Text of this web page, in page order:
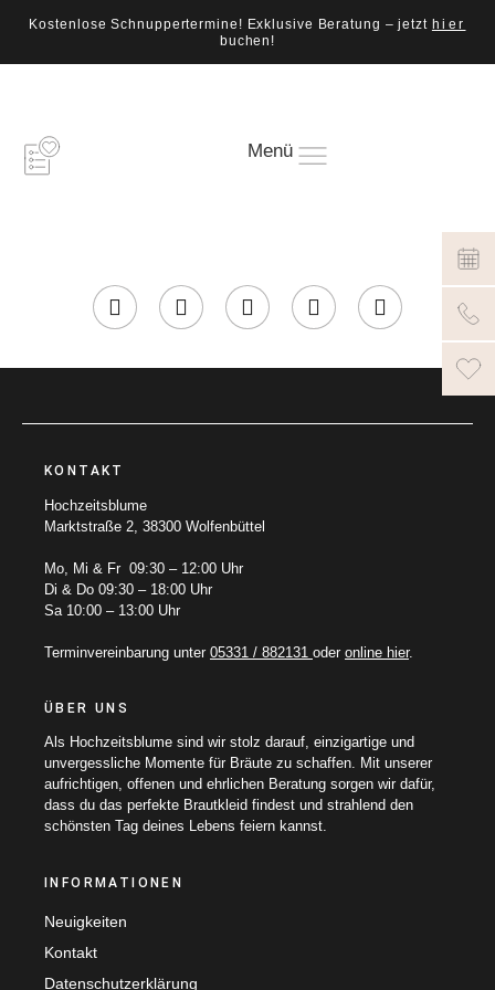
Kostenlose Schnuppertermine! Exklusive Beratung – jetzt hier
buchen!
Menü
KONTAKT
Hochzeitsblume
Marktstraße 2, 38300 Wolfenbüttel
Mo, Mi & Fr 09:30 – 12:00 Uhr
Di & Do 09:30 – 18:00 Uhr
Sa 10:00 – 13:00 Uhr
Terminvereinbarung unter 05331 / 882131 oder online hier.
ÜBER UNS
Als Hochzeitsblume sind wir stolz darauf, einzigartige und
unvergessliche Momente für Bräute zu schaffen. Mit unserer
aufrichtigen, offenen und ehrlichen Beratung sorgen wir dafür,
dass du das perfekte Brautkleid findest und strahlend den
schönsten Tag deines Lebens feiern kannst.
INFORMATIONEN
Neuigkeiten
Kontakt
Datenschutzerklärung